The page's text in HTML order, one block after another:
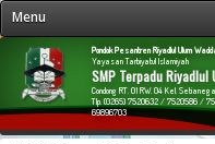
Menu
« Beranda
Profil Sekolah
Fasilitas Sekolah
Pondok Pesantren Riyadlul Ulum
Yayasan Tarbiyatul Islamiyah
SMP Terpadu Riyadlul
Condong RT. 01 RW. 04 Kel.
Tlp. (0265) 7520632 / 7520586 /
69896703